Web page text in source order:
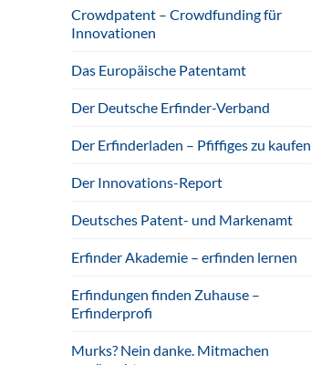
Crowdpatent – Crowdfunding für
Innovationen
Das Europäische Patentamt
Der Deutsche Erfinder-Verband
Der Erfinderladen – Pfiffiges zu kaufen
Der Innovations-Report
Deutsches Patent- und Markenamt
Erfinder Akademie – erfinden lernen
Erfindungen finden Zuhause –
Erfinderprofi
Murks? Nein danke. Mitmachen